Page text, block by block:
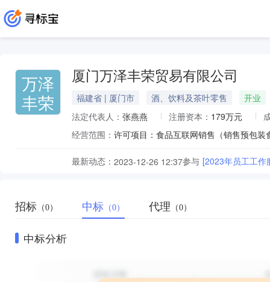
万泽
丰荣
厦门万泽丰荣贸易有限公司
福建省 | 厦门市 酒、饮料及茶叶零售
开业
法定代表人： 张燕燕 注册资本： 179万元
经营范围：
最新动态： 2023-12-26 12:37参与 [2023年员工工作
招标 （0） 中标 （0） 代理 （0）
中标分析